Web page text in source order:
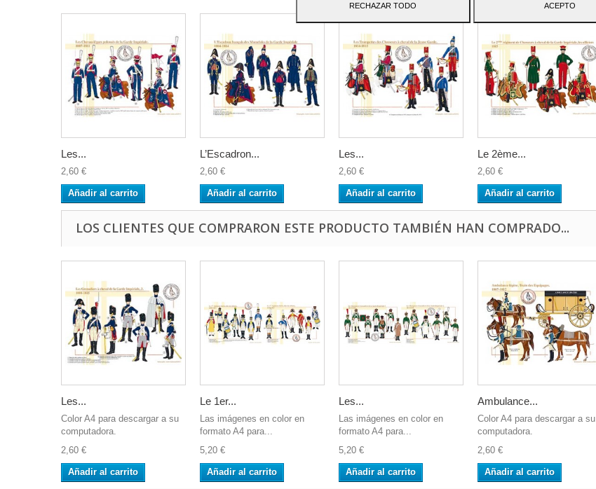
Les...
2,60 €
Añadir al carrito
L’Escadron...
2,60 €
Añadir al carrito
Les...
2,60 €
Añadir al carrito
Le 2ème...
2,60 €
Añadir al carrito
LOS CLIENTES QUE COMPRARON ESTE PRODUCTO TAMBIÉN HAN COMPRADO...
Les...
Color A4 para descargar a su
computadora.
2,60 €
Añadir al carrito
Le 1er...
Las imágenes en color en
formato A4 para...
5,20 €
Añadir al carrito
Les...
Las imágenes en color en
formato A4 para...
5,20 €
Añadir al carrito
Ambulance...
Color A4 para descargar a su
computadora.
2,60 €
Añadir al carrito
RECHAZAR TODO ACEPTO